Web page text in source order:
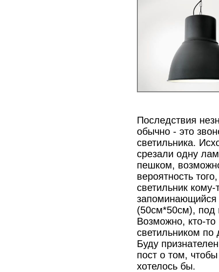
Последствия
обычно - это
светильника.
срезали одну
пешком,
вероятность
светильник
запоминающийся
(50см*50см), под
Возможно, кто-то
светильником по
Буду
пост о том,
хотелось бы.